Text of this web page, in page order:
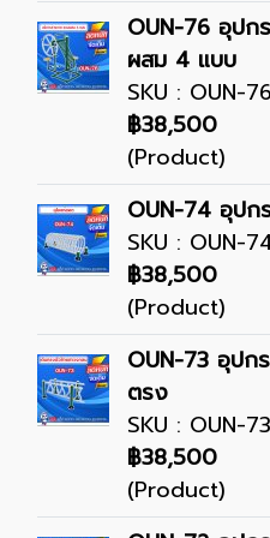
OUN-76 อุปก
ผสม 4 แบบ
SKU : OUN-76
฿38,500
(Product)
OUN-74 อุป
SKU : OUN-
฿38,500
(Product)
OUN-73 อุป
ตรง
SKU : OUN-73
฿38,500
(Product)